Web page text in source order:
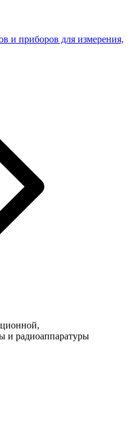
и приборов для измерения,
и радиоаппаратуры